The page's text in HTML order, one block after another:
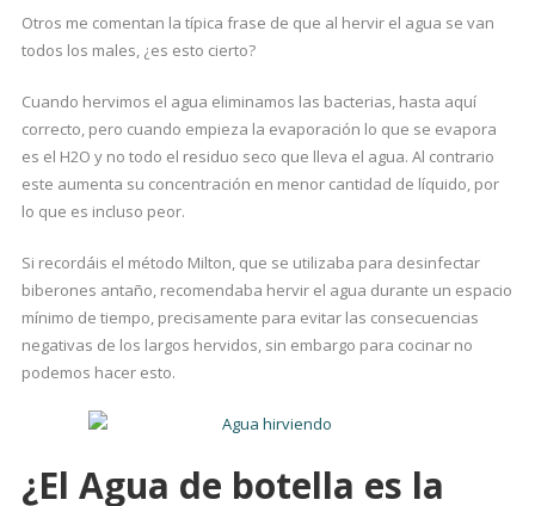
Otros me comentan la típica frase de que al hervir el agua se van
todos los males, ¿es esto cierto?
Cuando hervimos el agua eliminamos las bacterias, hasta aquí
correcto, pero cuando empieza la evaporación lo que se evapora
es el H2O y no todo el residuo seco que lleva el agua. Al contrario
este aumenta su concentración en menor cantidad de líquido, por
lo que es incluso peor.
Si recordáis el método Milton, que se utilizaba para desinfectar
biberones antaño, recomendaba hervir el agua durante un espacio
mínimo de tiempo, precisamente para evitar las consecuencias
negativas de los largos hervidos, sin embargo para cocinar no
podemos hacer esto.
¿El Agua de botella es la